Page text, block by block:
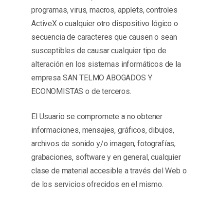
programas, virus, macros, applets, controles
ActiveX o cualquier otro dispositivo lógico o
secuencia de caracteres que causen o sean
susceptibles de causar cualquier tipo de
alteración en los sistemas informáticos de la
empresa SAN TELMO ABOGADOS Y
ECONOMISTAS o de terceros.
El Usuario se compromete a no obtener
informaciones, mensajes, gráficos, dibujos,
archivos de sonido y/o imagen, fotografías,
grabaciones, software y en general, cualquier
clase de material accesible a través del Web o
de los servicios ofrecidos en el mismo.